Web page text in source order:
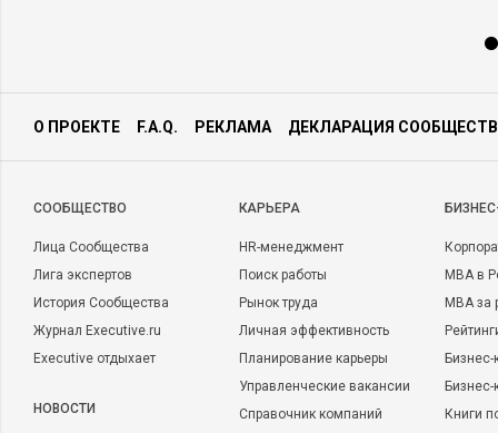
О ПРОЕКТЕ F.A.Q. РЕКЛАМА ДЕКЛАРАЦИЯ
CООБЩЕСТВО
Лица Сообщества
Лига экспертов
История Сообщества
Журнал Executive.ru
Executive отдыхает
НОВОСТИ
КАРЬЕРА
HR-менеджмент
Поиск работы
Рынок труда
Личная эффективность
Планирование карьеры
Управленческие вакансии
Справочник компаний
MBA в
MBA
Бизнес-
Книги